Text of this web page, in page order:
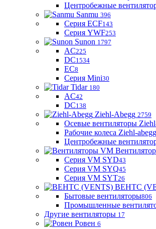
Центробежные
Sanmu 396
Серия ECF143
Серия YWF253
Sunon 1797
AC225
DC1534
EC8
Серия Mini30
Tidar 180
AC42
DC138
Ziehl-Abegg 2759
Осевые вентиляторы
Рабочие колеса Ziehl-abegg
Центробежные
Серия VM SYD43
Серия VM SYQ45
Серия VM SYT26
ВЕНТС
Бытовые вентиляторы806
Промышленные
Другие вентиляторы 17
Ровен 6